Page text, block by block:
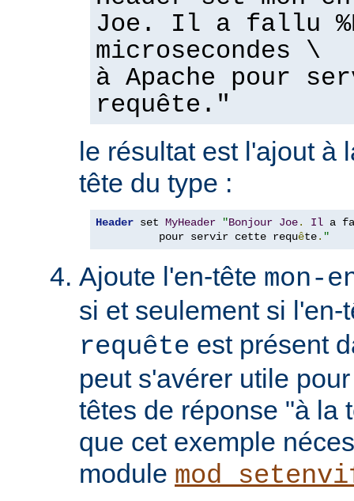
Joe. Il a fallu
microsecondes \
à Apache pour
requête."
le résultat est l'ajout à
tête du type :
Header set MyHeader "Bonjour Joe. Il a
          pour servir cette requ
ête. "
Ajoute l'en-tête mon-
si et seulement si
requête est présent
peut s'avérer utile
têtes de réponse "à la
que cet exemple
module